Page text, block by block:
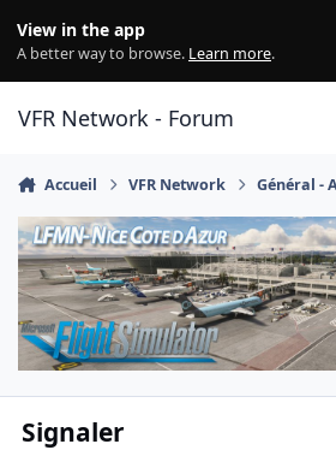
View in the app
A better way to browse. Learn more.
VFR Network - Forum
Accueil VFR Network Général -
Signaler